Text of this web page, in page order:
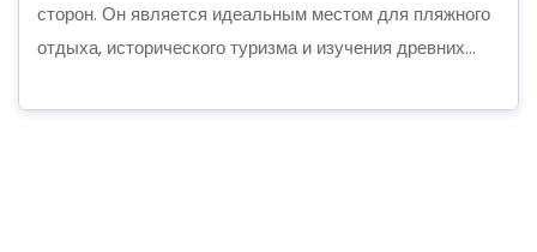
сторон. Он является идеальным местом для пляжного
отдыха, исторического туризма и изучения древних...